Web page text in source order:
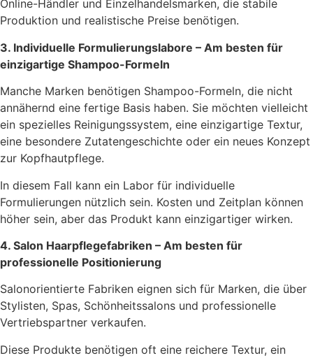
Online-Händler und Einzelhandelsmarken, die stabile
Produktion und realistische Preise benötigen.
3. Individuelle Formulierungslabore – Am besten für
einzigartige Shampoo-Formeln
Manche Marken benötigen Shampoo-Formeln, die nicht
annähernd eine fertige Basis haben. Sie möchten vielleicht
ein spezielles Reinigungssystem, eine einzigartige Textur,
eine besondere Zutatengeschichte oder ein neues Konzept
zur Kopfhautpflege.
In diesem Fall kann ein Labor für individuelle
Formulierungen nützlich sein. Kosten und Zeitplan können
höher sein, aber das Produkt kann einzigartiger wirken.
4. Salon Haarpflegefabriken – Am besten für
professionelle Positionierung
Salonorientierte Fabriken eignen sich für Marken, die über
Stylisten, Spas, Schönheitssalons und professionelle
Vertriebspartner verkaufen.
Diese Produkte benötigen oft eine reichere Textur, ein